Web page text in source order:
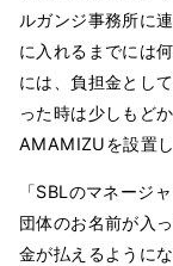
ルガンジ事務所に
に入れるまでには
には、負担金とし
った時は少しもど
AMAMIZUを設置し
「SBLのマネージ
団体のお名前が入
金が払えるように